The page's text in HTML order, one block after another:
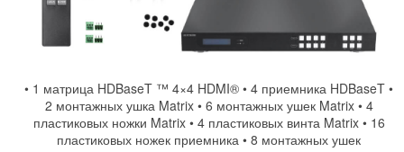
• 1 матрица HDBaseT ™ 4×4 HDMI® • 4 приемника HDBaseT •
2 монтажных ушка Matrix • 6 монтажных ушек Matrix • 4
пластиковых ножки Matrix • 4 пластиковых винта Matrix • 16
пластиковых ножек приемника • 8 монтажных ушек